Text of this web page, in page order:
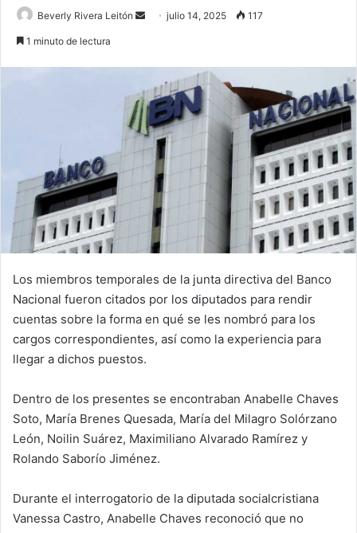
Beverly Rivera Leitón
Sendjulio 14, 2025 117
1 minuto de lectura
Los miembros temporales de la junta directiva del Banco
Nacional fueron citados por los diputados para rendir
cuentas sobre la forma en qué se les nombró para los
cargos correspondientes, así como la experiencia para
llegar a dichos puestos.
Dentro de los presentes se encontraban Anabelle Chaves
Soto, María Brenes Quesada, María del Milagro Solórzano
León, Noilin Suárez, Maximiliano Alvarado Ramírez y
Rolando Saborío Jiménez.
Durante el interrogatorio de la diputada socialcristiana
Vanessa Castro, Anabelle Chaves reconoció que no